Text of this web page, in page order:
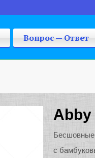
Вопрос — Ответ
Abby
с